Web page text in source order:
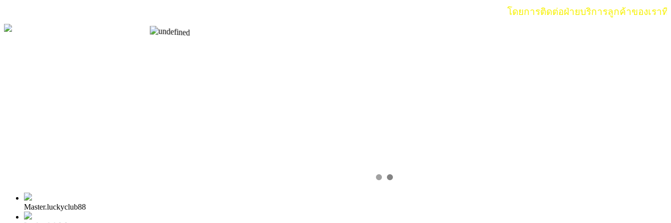
โดยการติดต่อฝ่ายบริการลูกค้าของเราที่เ
Master.luckyclub88